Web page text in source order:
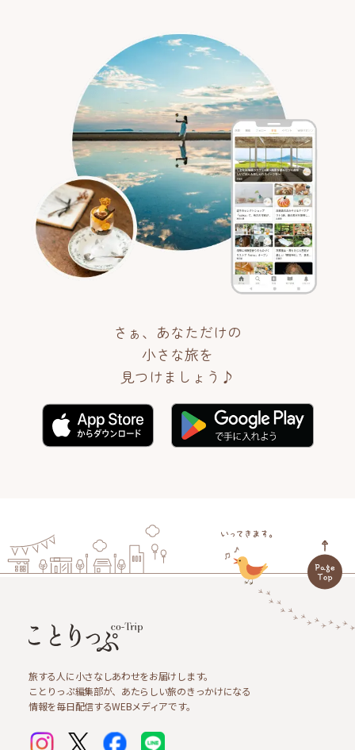
さぁ、あなただけの
小さな旅を
見つけましょう♪
旅する人に小さなしあわせをお届けします。
ことりっぷ編集部が、あたらしい旅のきっかけになる
情報を毎日配信するWEBメディアです。